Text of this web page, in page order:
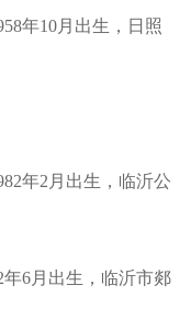
年10月出生，日照
年2月出生，临沂公
6月出生，临沂市郯